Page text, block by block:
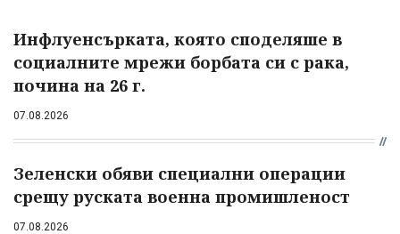
Инфлуенсърката, която споделяше в
социалните мрежи борбата си с рака,
почина на 26 г.
07.08.2026
Зеленски обяви специални операции
срещу руската военна промишленост
07.08.2026